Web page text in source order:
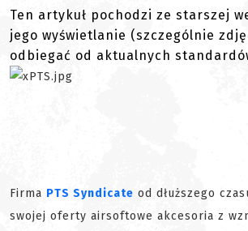
Ten artykuł pochodzi ze starszej
jego wyświetlanie (szczególnie
odbiegać od aktualnych
Firma PTS Syndicate od dłuższego
swojej oferty airsoftowe akcesoria z